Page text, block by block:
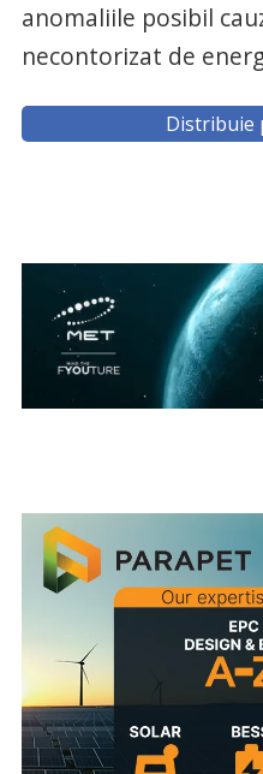
anomaliile posibil
necontorizat de
Distribuie